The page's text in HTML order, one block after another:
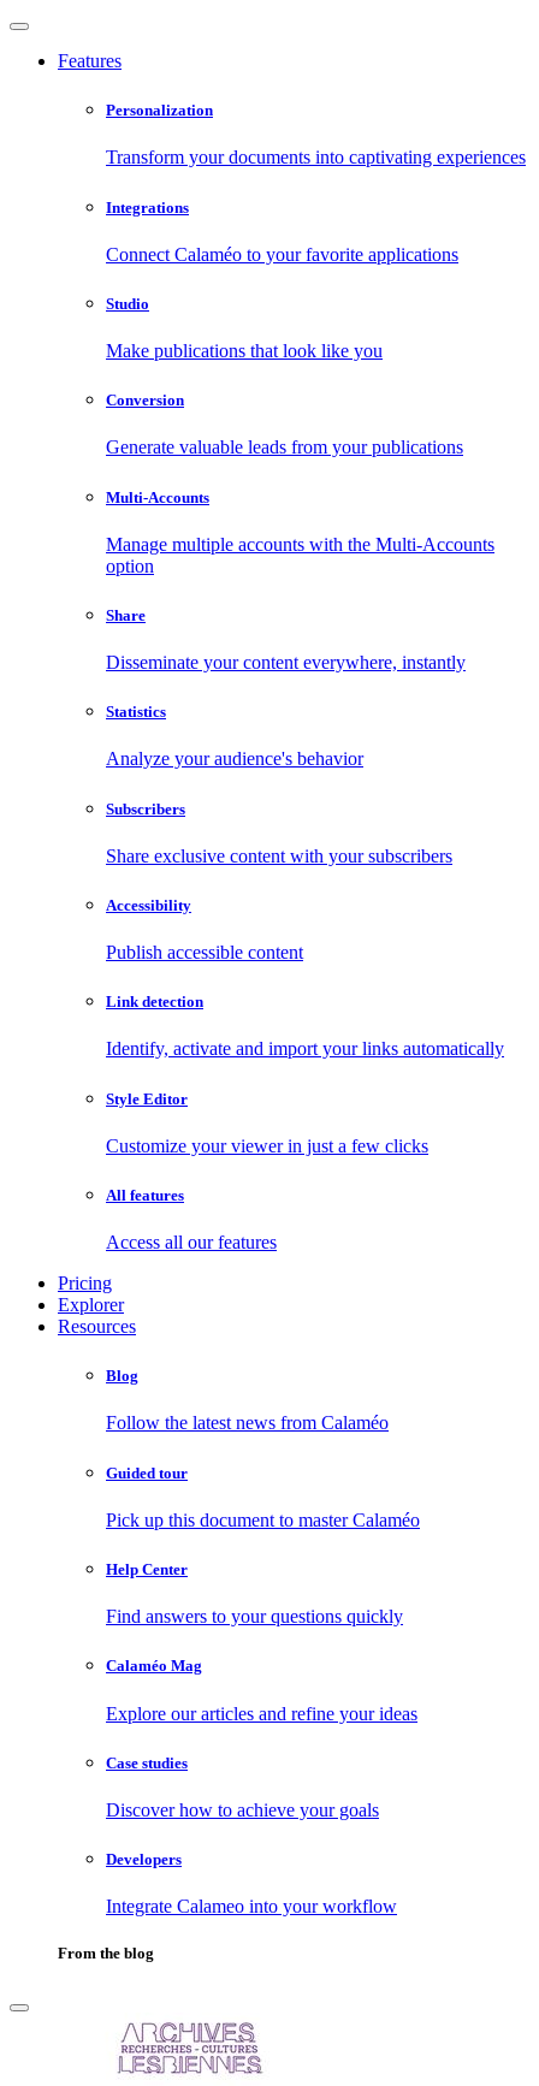
Features
Personalization
Transform your documents into captivating experiences
Integrations
Connect Calaméo to your favorite applications
Studio
Make publications that look like you
Conversion
Generate valuable leads from your publications
Multi-Accounts
Manage multiple accounts with the Multi-Accounts
option
Share
Disseminate your content everywhere, instantly
Statistics
Analyze your audience's behavior
Subscribers
Share exclusive content with your subscribers
Accessibility
Publish accessible content
Link detection
Identify, activate and import your links automatically
Style Editor
Customize your viewer in just a few clicks
All features
Access all our features
Pricing
Explorer
Resources
Blog
Follow the latest news from Calaméo
Guided tour
Pick up this document to master Calaméo
Help Center
Find answers to your questions quickly
Calaméo Mag
Explore our articles and refine your ideas
Case studies
Discover how to achieve your goals
Developers
Integrate Calameo into your workflow
From the blog